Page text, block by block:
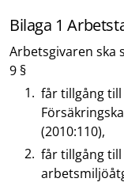
Bilaga 1
Arbetsgivaren ska
9 §
får tillgång
(2010:110),
får tillgång